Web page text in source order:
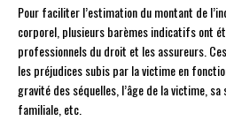
Pour faciliter l’estimation du montant de
corporel, plusieurs barèmes indicatifs ont
professionnels du droit et les assureurs.
les préjudices subis par la victime en
gravité des séquelles, l’âge de la victime,
familiale, etc.